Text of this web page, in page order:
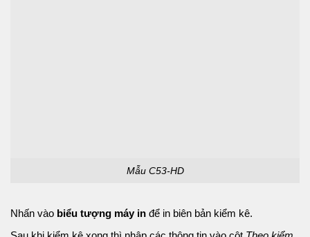
Mẫu C53-HD
Nhấn vào biểu tượng máy in để in biên bản kiểm kê.